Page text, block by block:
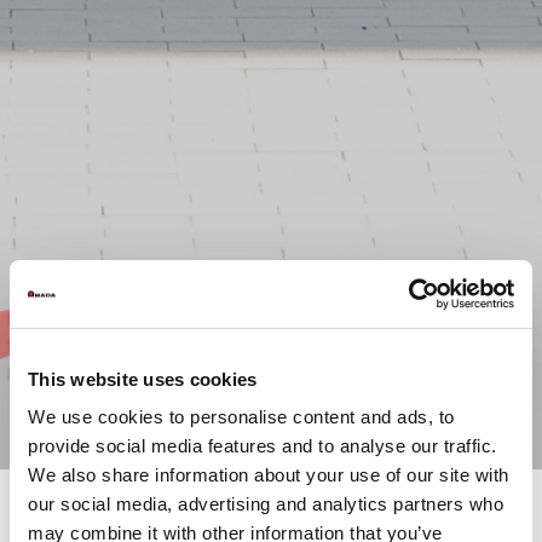
This website uses cookies
We use cookies to personalise content and ads, to
provide social media features and to analyse our traffic.
We also share information about your use of our site with
our social media, advertising and analytics partners who
may combine it with other information that you’ve